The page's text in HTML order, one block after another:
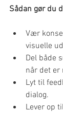
Sådan gør du
Vær
visuelle
Del både
når det er
Lyt til
dialog.
Lever op